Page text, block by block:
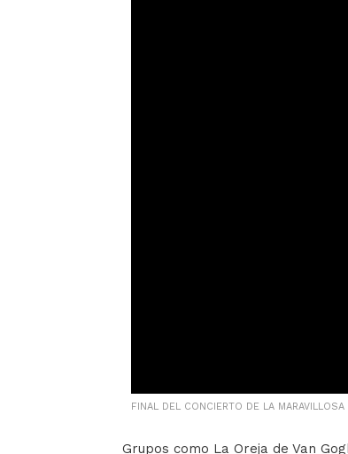
FINAL DEL CONCIERTO DE LA
Grupos como La Oreja de Van